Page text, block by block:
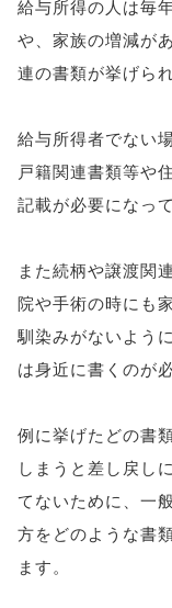
給与所得の人は毎
や、家族の増減が
連の書類が挙げられ
給与所得者でない
戸籍関連書類等や
記載が必要になっ
また続柄や譲渡関
院や手術の時にも
馴染みがないよう
は身近に書くのが
例に挙げたどの書
しまうと差し戻し
てないために、一
方をどのような書
ます。